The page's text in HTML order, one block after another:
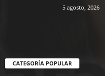
5 agosto, 2026
CATEGORÍA POPULAR